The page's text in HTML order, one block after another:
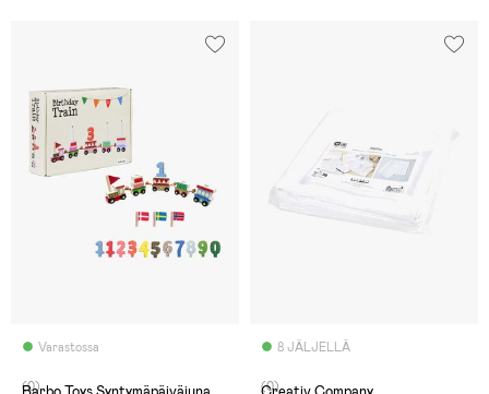
Varastossa
(0)
8 JÄLJELLÄ
(0)